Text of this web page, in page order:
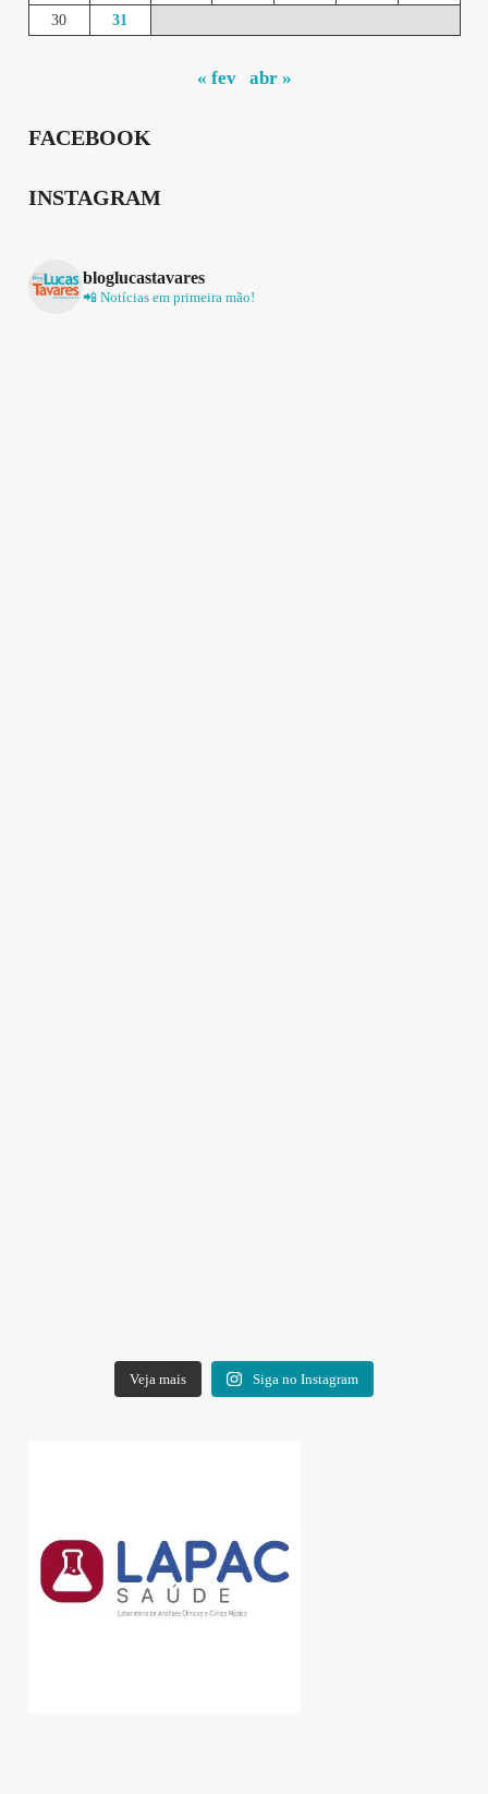
30
31
« fev abr »
FACEBOOK
INSTAGRAM
bloglucastavares
📲 Notícias em primeira mão!
Veja mais Siga no Instagram